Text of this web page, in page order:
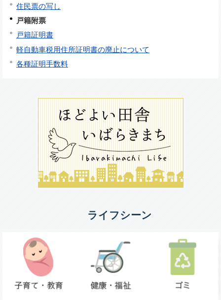
住民票の写し
戸籍附票
戸籍証明書
軽自動車税用住所証明書の廃止について
各種証明手数料
ライフシーン